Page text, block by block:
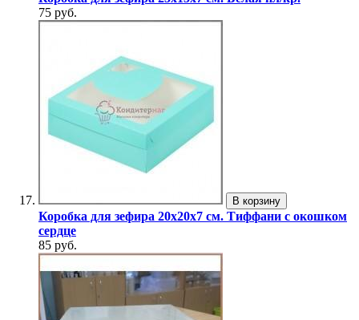
75 руб.
В корзину
Коробка для зефира 20х20х7 см. Тиффани с окошком
сердце
85 руб.